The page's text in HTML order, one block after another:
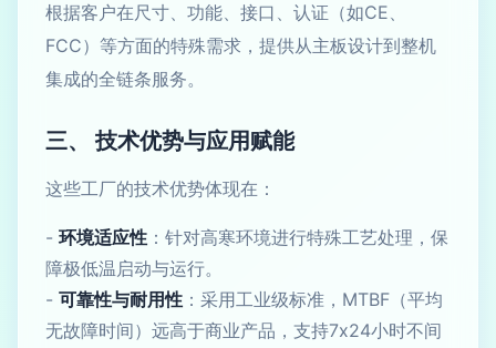
根据客户在尺寸、功能、接口、认证（如CE、
FCC）等方面的特殊需求，提供从主板设计到整机
集成的全链条服务。
三、 技术优势与应用赋能
这些工厂的技术优势体现在：
- 环境适应性 ：针对高寒环境进行特殊工艺处理，保
障极低温启动与运行。
- 可靠性与耐用性 ：采用工业级标准，MTBF（平均
无故障时间）远高于商业产品，支持7x24小时不间